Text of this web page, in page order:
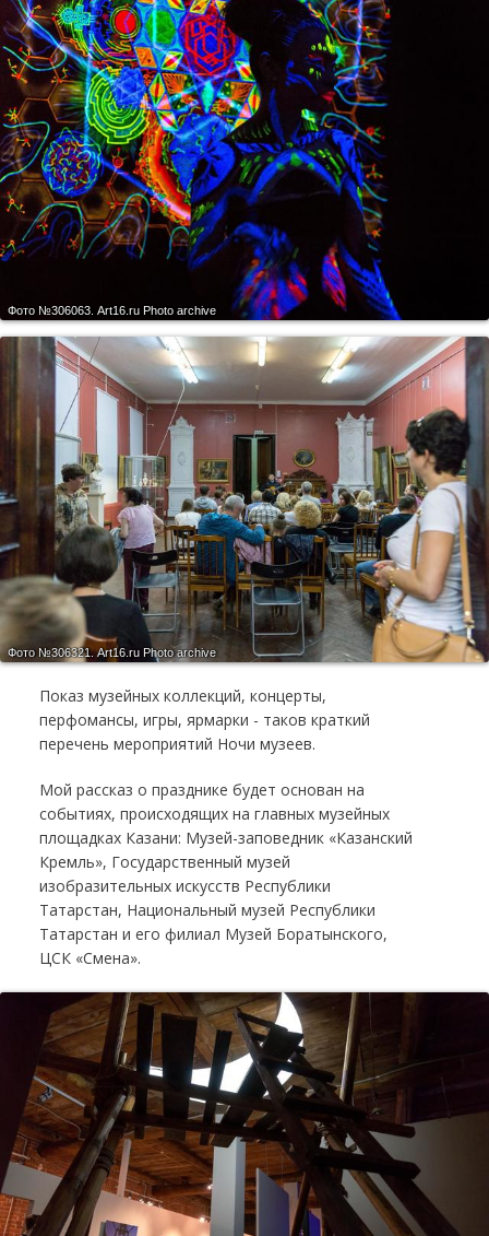
Фото №306063. Art16.ru Photo archive
Фото №306321.Art16.ru Photo archive
Показ музейных коллекций, концерты,
перфомансы, игры, ярмарки - таков краткий
перечень мероприятий Ночи музеев.
Мой рассказ о празднике будет основан на
событиях, происходящих на главных музейных
площадках Казани: Музей-заповедник «Казанский
Кремль», Государственный музей
изобразительных искусств Республики
Татарстан, Национальный музей Республики
Татарстан и его филиал Музей Боратынского,
ЦСК «Смена».